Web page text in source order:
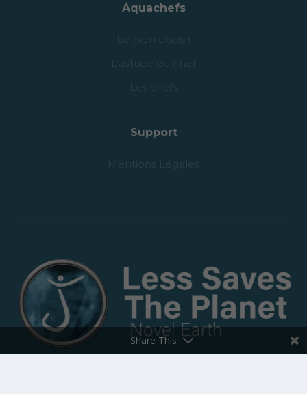
Aquachefs
Le bien choisir
L’astuce du chef
Les chefs
Support
Mentions Légales
Share This